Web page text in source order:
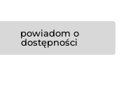
powiadom o
dostępności